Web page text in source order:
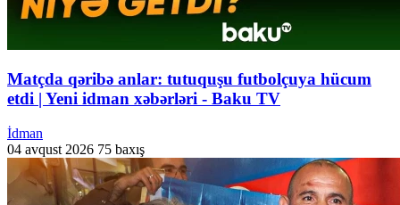
Matçda qəribə anlar: tutuquşu futbolçuya hücum
etdi | Yeni idman xəbərləri - Baku TV
İdman
04 avqust 2026 75 baxış